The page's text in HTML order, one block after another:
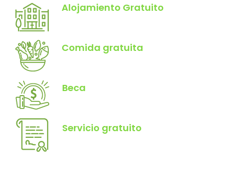
Alojamiento Gratuito
Comida gratuita
Beca
Servicio gratuito